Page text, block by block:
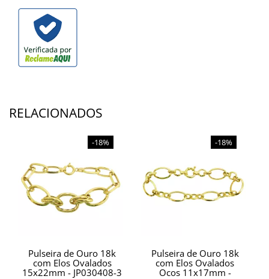
RELACIONADOS
-18%
Pulseira de Ouro 18k
com Elos Ovalados
15x22mm - JP030408-3
-18%
Pulseira de Ouro 18k
com Elos Ovalados
Ocos 11x17mm -